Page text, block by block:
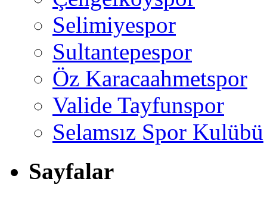
Selimiyespor
Sultantepespor
Öz Karacaahmetspor
Valide Tayfunspor
Selamsız Spor Kulübü
Sayfalar